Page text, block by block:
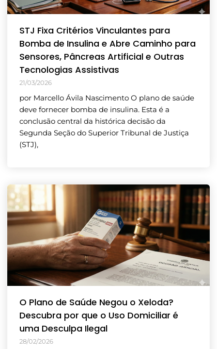
STJ Fixa Critérios Vinculantes para
Bomba de Insulina e Abre Caminho para
Sensores, Pâncreas Artificial e Outras
Tecnologias Assistivas
21/03/2026
por Marcello Ávila Nascimento O plano de saúde
deve fornecer bomba de insulina. Esta é a
conclusão central da histórica decisão da
Segunda Seção do Superior Tribunal de Justiça
(STJ),
O Plano de Saúde Negou o Xeloda?
Descubra por que o Uso Domiciliar é
uma Desculpa Ilegal
28/02/2026